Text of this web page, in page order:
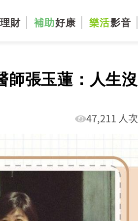
理財 補助好康 樂活影音
師張玉蓮：人生沒
47,211 人次